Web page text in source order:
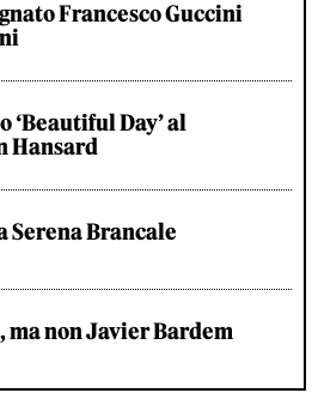
Francesco Guccini
‘Beautiful Day’ al
Hansard
Serena Brancale
non Javier Bardem